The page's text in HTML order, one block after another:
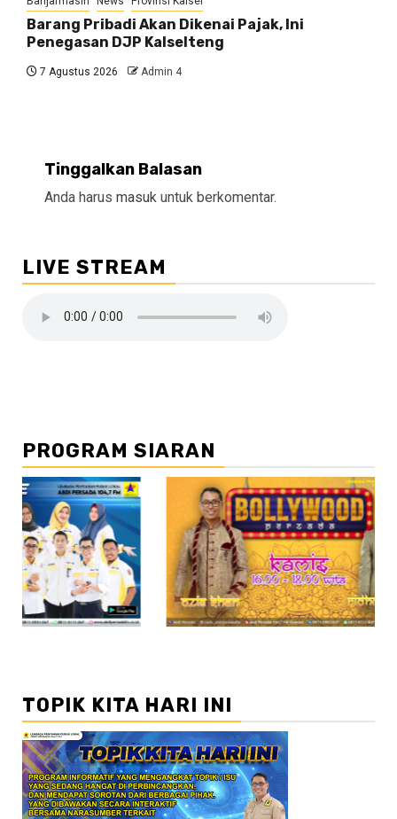
Barang Pribadi Akan Dikenai Pajak, Ini
Penegasan DJP Kalselteng
7 Agustus 2026 Admin 4
Tinggalkan Balasan
Anda harus masuk untuk berkomentar.
LIVE STREAM
PROGRAM SIARAN
//2 //3
TOPIK KITA HARI INI